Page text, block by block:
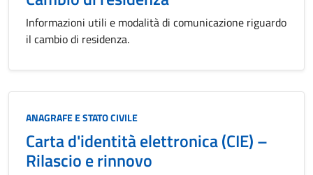
Informazioni utili e modalità di comunicazione riguardo
il cambio di residenza.
Categoria:
ANAGRAFE E STATO CIVILE
Carta d'identità elettronica (CIE) –
Rilascio e rinnovo